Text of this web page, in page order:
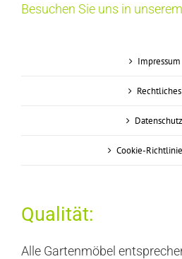
Besuchen Sie uns in
Impressum
Rechtliches
Datenschutz
Cookie-
Qualität:
Alle Gartenmöbel